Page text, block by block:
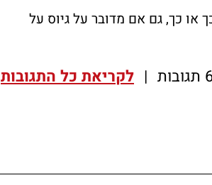
או כך, גם אם מדובר על גיוס על
| לקריאת כל התגובות